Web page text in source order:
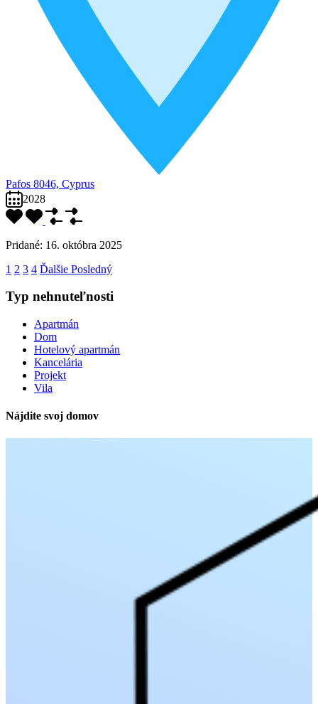
Pafos 8046, Cyprus
2028
Pridané: 16. októbra 2025
1 2 3 4 Ďalšie Posledný
Typ nehnuteľnosti
Apartmán
Dom
Hotelový apartmán
Kancelária
Projekt
Vila
Nájdite svoj domov